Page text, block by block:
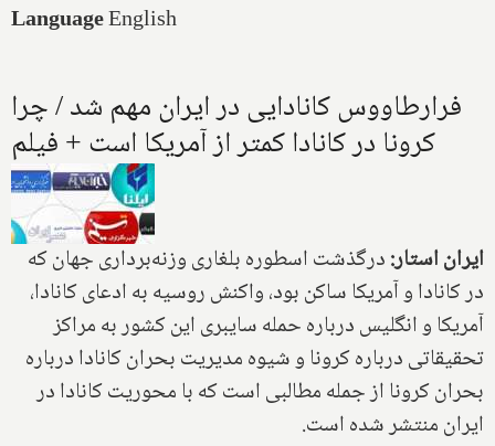
LanguageEnglish
فرارطاووس کانادایی در ایران مهم شد / چرا
کرونا در کانادا کمتر از آمریکا است + فیلم
ایران استار:درگذشت اسطوره بلغاری وزنه‌برداری جهان که
در کانادا و آمریکا ساکن بود، واکنش روسیه به ادعای کانادا،
آمریکا و انگلیس درباره حمله سایبری این کشور به مراکز
تحقیقاتی درباره کرونا و شیوه مدیریت بحران کانادا درباره
بحران کرونا از جمله مطالبی است که با محوریت کانادا در
ایران منتشر شده است.